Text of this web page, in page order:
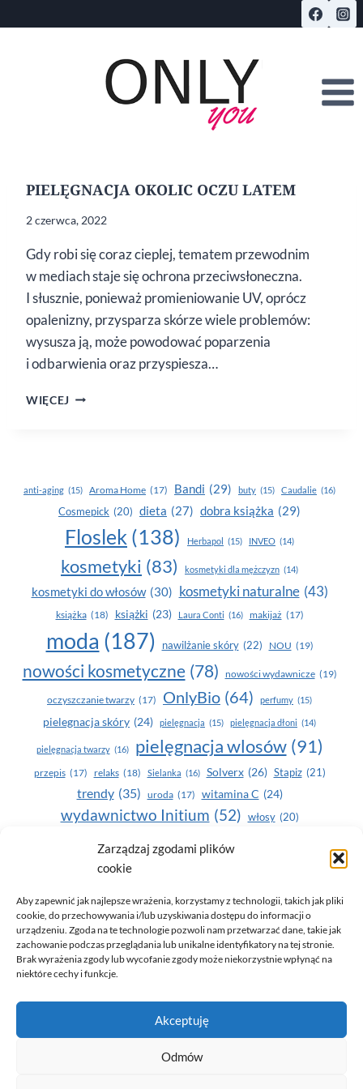
Zarządzaj zgodami plików
cookie
Aby zapewnić jak najlepsze wrażenia, korzystamy z technologii, takich jak pliki
cookie, do przechowywania i/lub uzyskiwania dostępu do informacji o
urządzeniu. Zgoda na te technologie pozwoli nam przetwarzać dane, takie jak
zachowanie podczas przeglądania lub unikalne identyfikatory na tej stronie.
Brak wyrażenia zgody lub wycofanie zgody może niekorzystnie wpłynąć na
niektóre cechy i funkcje.
Akceptuję
Odmów
do
PIELĘGNACJA OKOLIC OCZU LATEM
2 czerwca, 2022
Gdy robi się coraz cieplej, tematem przewodnim
w mediach staje się ochrona przeciwsłoneczna.
I słusznie, ponieważ promieniowanie UV, oprócz
opalenizny, przysparza skórze wiele problemów:
wysusza ją, może powodować poparzenia
i odbarwienia oraz przyspiesza…
WIĘCEJ PIELĘGNACJA
anti-aging (15) Aroma Home (17) Bandi (29) buty (15) Caudalie (16)
Cosmepick (20) dieta (27) dobra książka (29)
Floslek (138) Herbapol (15) INVEO (14)
kosmetyki (83) kosmetyki dla mężczyzn (14)
kosmetyki do włosów (30) kosmetyki naturalne (43)
książka (18) książki (23) Laura Conti (16) makijaż (17)
moda (187) nawilżanie skóry (22) NOU (19)
nowości kosmetyczne (78) nowości wydawnicze (19)
oczyszczanie twarzy (17) OnlyBio (64) perfumy (15)
pielegnacja skóry (24) pielęgnacja (15) pielęgnacja dłoni (14)
pielęgnacja twarzy (16) pielęgnacja wlosów (91)
przepis (17) relaks (18) Sielanka (16) Solverx (26) Stapiz (21)
trendy (35) uroda (17) witamina C (24)
wydawnictwo Initium (52) włosy (20)
Yasumi(164) zdrowe zęby
zdrowie
© 2026 Only You - portal dla kobiet (uroda, moda, zdrowie)
opracowanie:AZDOBRESTRONY